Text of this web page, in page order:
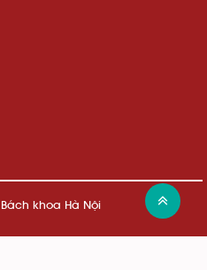
khoa Hà Nội